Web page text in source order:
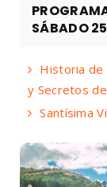
SÁBADO
Historia de
y Secretos
Santísima